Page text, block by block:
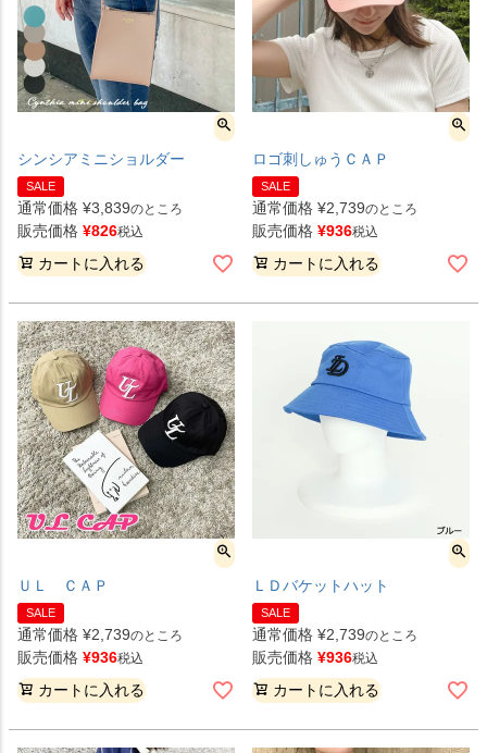
シンシアミニショルダー
SALE
通常価格 ¥3,839のところ
販売価格 ¥826税込
カートに入れる
ロゴ刺しゅうＣＡＰ
SALE
通常価格 ¥2,739のところ
販売価格 ¥936税込
カートに入れる
ＵＬ ＣＡＰ
SALE
通常価格 ¥2,739のところ
販売価格 ¥936税込
カートに入れる
ＬＤバケットハット
SALE
通常価格 ¥2,739のところ
販売価格 ¥936税込
カートに入れる